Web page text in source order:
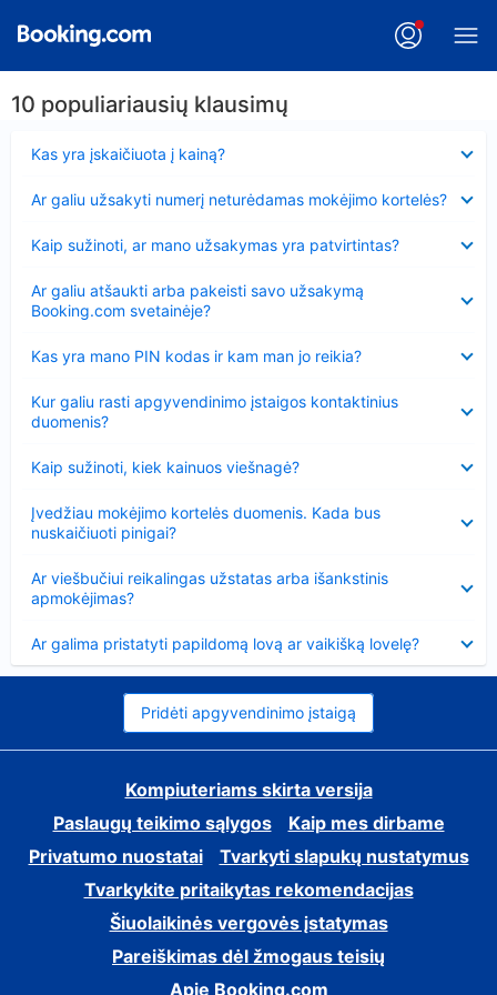
10 populiariausių klausimų
Kas yra įskaičiuota į kainą?
Ar galiu užsakyti numerį neturėdamas mokėjimo kortelės?
Kaip sužinoti, ar mano užsakymas yra patvirtintas?
Ar galiu atšaukti arba pakeisti savo užsakymą
Booking.com svetainėje?
Kas yra mano PIN kodas ir kam man jo reikia?
Kur galiu rasti apgyvendinimo įstaigos kontaktinius
duomenis?
Kaip sužinoti, kiek kainuos viešnagė?
Įvedžiau mokėjimo kortelės duomenis. Kada bus
nuskaičiuoti pinigai?
Ar viešbučiui reikalingas užstatas arba išankstinis
apmokėjimas?
Ar galima pristatyti papildomą lovą ar vaikišką lovelę?
Pridėti apgyvendinimo įstaigą
Kompiuteriams skirta versija
Paslaugų teikimo sąlygos
Kaip mes dirbame
Privatumo nuostatai
Tvarkyti slapukų nustatymus
Tvarkykite pritaikytas rekomendacijas
Šiuolaikinės vergovės įstatymas
Pareiškimas dėl žmogaus teisių
Apie Booking.com